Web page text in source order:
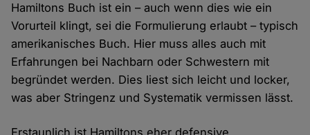
Hamiltons Buch ist ein – auch wenn dies wie ein
Vorurteil klingt, sei die Formulierung erlaubt – typisch
amerikanisches Buch. Hier muss alles auch mit
Erfahrungen bei Nachbarn oder Schwestern mit
begründet werden. Dies liest sich leicht und locker,
was aber Stringenz und Systematik vermissen lässt.